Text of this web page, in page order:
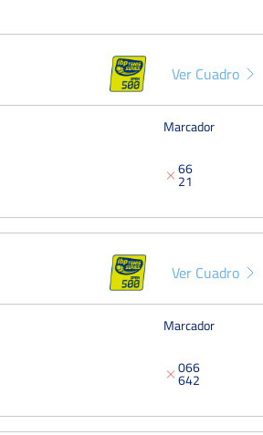
El Limonar-Santomera
Open Nacional de Tenis «Ciudad de
Yecla» (XI Memorial Juan Miguel
Benedito)
Del 25 al 31 de octubre, 2021
Open Seguros J.Castillo / Catalana
Occidente Baza
Del 24 al 30 de agosto, 2020
XLVII VILLA DE PULPI
Del 16 al 22 de septiembre, 2019
Ver Cuadro
Marcador
6
2
6
1
Ver Cuadro
Marcador
0
6
6
4
6
2